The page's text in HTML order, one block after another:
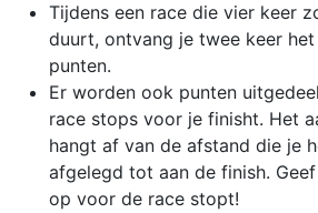
Tijdens een race die vier keer
duurt, ontvang je twee keer
punten.
Er worden ook punten
race stops voor je finisht. Het
hangt af van de afstand die je
afgelegd tot aan de finish.
op voor de race stopt!